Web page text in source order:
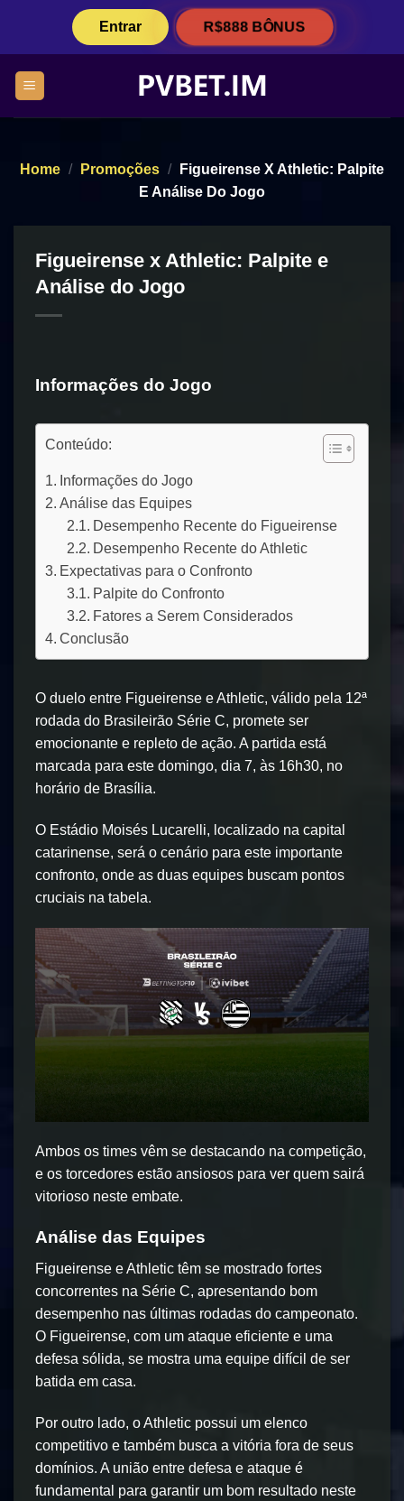
content
Entrar R$888 BÔNUS
Home / Promoções /
Figueirense X Athletic: Palpite
E Análise Do Jogo
Figueirense x Athletic: Palpite e
Análise do Jogo
Informações do Jogo
Conteúdo:
Informações do Jogo
Análise das Equipes
Desempenho Recente do Figueirense
Desempenho Recente do Athletic
Expectativas para o Confronto
Palpite do Confronto
Fatores a Serem Considerados
Conclusão
O duelo entre Figueirense e Athletic, válido pela 12ª
rodada do Brasileirão Série C, promete ser
emocionante e repleto de ação. A partida está
marcada para este domingo, dia 7, às 16h30, no
horário de Brasília.
O Estádio Moisés Lucarelli, localizado na capital
catarinense, será o cenário para este importante
confronto, onde as duas equipes buscam pontos
cruciais na tabela.
Ambos os times vêm se destacando na competição,
e os torcedores estão ansiosos para ver quem sairá
vitorioso neste embate.
Análise das Equipes
Figueirense e Athletic têm se mostrado fortes
concorrentes na Série C, apresentando bom
desempenho nas últimas rodadas do campeonato.
O Figueirense, com um ataque eficiente e uma
defesa sólida, se mostra uma equipe difícil de ser
batida em casa.
Por outro lado, o Athletic possui um elenco
competitivo e também busca a vitória fora de seus
domínios. A união entre defesa e ataque é
fundamental para garantir um bom resultado neste